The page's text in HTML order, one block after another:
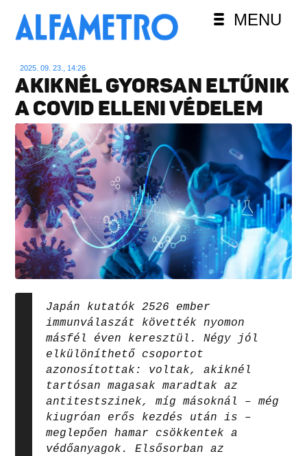
MENU
2025. 09. 23., 14:26
AKIKNÉL GYORSAN ELTŰNIK
A COVID ELLENI VÉDELEM
Japán kutatók 2526 ember
immunválaszát követték nyomon
másfél éven keresztül. Négy jól
elkülöníthető csoportot
azonosítottak: voltak, akiknél
tartósan magasak maradtak az
antitestszinek, míg másoknál – még
kiugróan erős kezdés után is –
meglepően hamar csökkentek a
védőanyagok. Elsősorban az